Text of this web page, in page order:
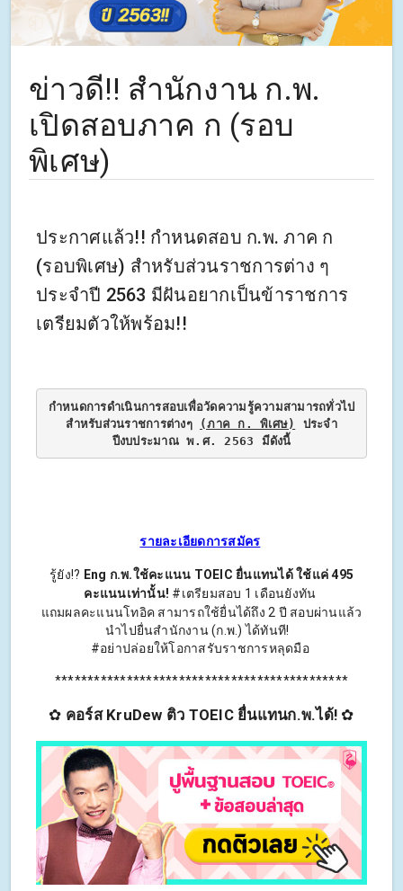
ข่าวดี‼ สำนักงาน ก.พ.
เปิดสอบภาค ก (รอบ
พิเศษ)
ประกาศแล้ว!! กำหนดสอบ ก.พ. ภาค ก
(รอบพิเศษ) สําหรับส่วนราชการต่าง ๆ
ประจำปี 2563 มีฝันอยากเป็นข้าราชการ
เตรียมตัวให้พร้อม!!
กําหนดการดําเนินการสอบเพื่อวัดความรู้ความสามารถทั่วไป
สําหรับส่วนราชการต่างๆ
(ภาค ก. พิเศษ)
ประจํา
ปีงบประมาณ พ.ศ. 2563 มีดังนี้
รายละเอียดการสมัคร
รู้ยัง!? Eng ก.พ.ใช้คะแนน TOEIC ยื่นแทนได้ ใช้แค่ 495
คะแนนเท่านั้น! #เตรียมสอบ 1 เดือนยังทัน
แถมผลคะแนนโทอิค สามารถใช้ยื่นได้ถึง 2 ปี สอบผ่านแล้ว
นำไปยื่นสำนักงาน (ก.พ.) ได้ทันที!‍‍ ‍‍‍‍‍‍ ‍‍ ‍‍
#อย่าปล่อยให้โอกาสรับราชการหลุดมือ
*********************************************
✿ คอร์ส KruDew ติว TOEIC ยื่นแทนก.พ.ได้! ✿